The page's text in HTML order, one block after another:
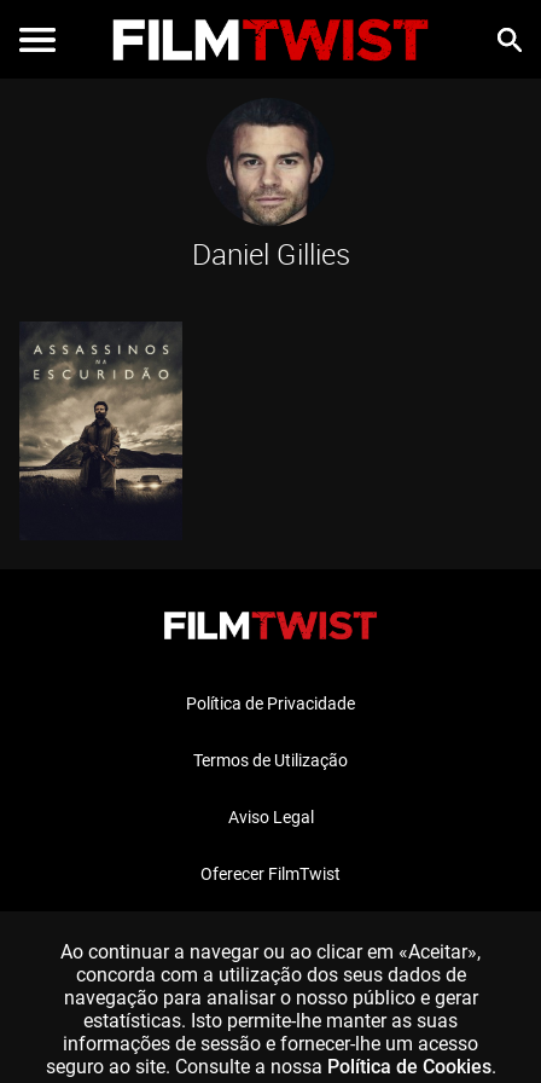
Daniel Gillies
Política de Privacidade
Termos de Utilização
Aviso Legal
Oferecer FilmTwist
Ao continuar a navegar ou ao clicar em «Aceitar»,
concorda com a utilização dos seus dados de
navegação para analisar o nosso público e gerar
estatísticas. Isto permite-lhe manter as suas
informações de sessão e fornecer-lhe um acesso
seguro ao site. Consulte a nossa Política de Cookies.